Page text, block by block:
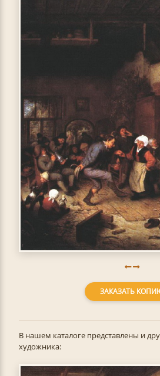
ЗАКАЗАТЬ
В нашем каталоге представлены и
художника: